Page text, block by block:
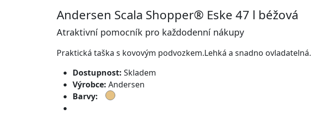
Andersen Scala Shopper® Eske 47 l béžová
Atraktivní pomocník pro každodenní nákupy
Praktická taška s kovovým podvozkem.Lehká a snadno ovladatelná.
Dostupnost: Skladem
Výrobce: Andersen
Barvy: